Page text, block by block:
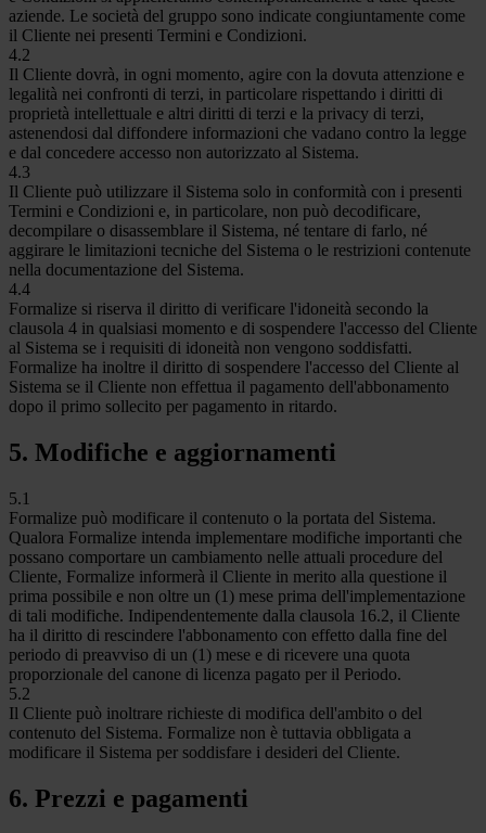
aziende. Le società del gruppo sono indicate congiuntamente come
il Cliente nei presenti Termini e Condizioni.
4.2
Il Cliente dovrà, in ogni momento, agire con la dovuta attenzione e
legalità nei confronti di terzi, in particolare rispettando i diritti di
proprietà intellettuale e altri diritti di terzi e la privacy di terzi,
astenendosi dal diffondere informazioni che vadano contro la legge
e dal concedere accesso non autorizzato al Sistema.
4.3
Il Cliente può utilizzare il Sistema solo in conformità con i presenti
Termini e Condizioni e, in particolare, non può decodificare,
decompilare o disassemblare il Sistema, né tentare di farlo, né
aggirare le limitazioni tecniche del Sistema o le restrizioni contenute
nella documentazione del Sistema.
4.4
Formalize si riserva il diritto di verificare l'idoneità secondo la
clausola 4 in qualsiasi momento e di sospendere l'accesso del Cliente
al Sistema se i requisiti di idoneità non vengono soddisfatti.
Formalize ha inoltre il diritto di sospendere l'accesso del Cliente al
Sistema se il Cliente non effettua il pagamento dell'abbonamento
dopo il primo sollecito per pagamento in ritardo.
5. Modifiche e aggiornamenti
5.1
Formalize può modificare il contenuto o la portata del Sistema.
Qualora Formalize intenda implementare modifiche importanti che
possano comportare un cambiamento nelle attuali procedure del
Cliente, Formalize informerà il Cliente in merito alla questione il
prima possibile e non oltre un (1) mese prima dell'implementazione
di tali modifiche. Indipendentemente dalla clausola 16.2, il Cliente
ha il diritto di rescindere l'abbonamento con effetto dalla fine del
periodo di preavviso di un (1) mese e di ricevere una quota
proporzionale del canone di licenza pagato per il Periodo.
5.2
Il Cliente può inoltrare richieste di modifica dell'ambito o del
contenuto del Sistema. Formalize non è tuttavia obbligata a
modificare il Sistema per soddisfare i desideri del Cliente.
6. Prezzi e pagamenti